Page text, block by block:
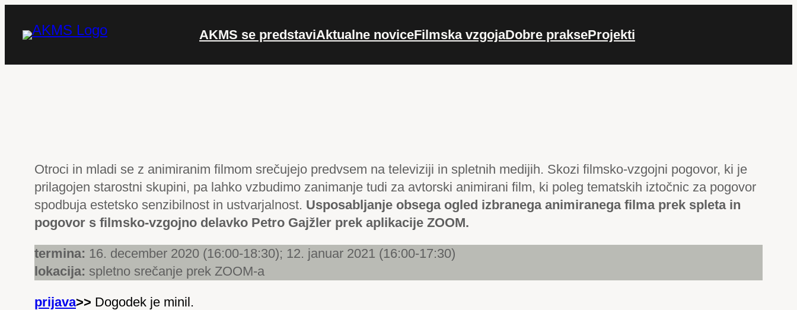
AKMS se predstaviAktualne noviceFilmska vzgojaDobre prakseProjekti
Otroci in mladi se z animiranim filmom srečujejo predvsem na televiziji in spletnih medijih. Skozi filmsko-vzgojni pogovor, ki je
prilagojen starostni skupini, pa lahko vzbudimo zanimanje tudi za avtorski animirani film, ki poleg tematskih iztočnic za pogovor
spodbuja estetsko senzibilnost in ustvarjalnost. Usposabljanje obsega ogled izbranega animiranega filma prek spleta in
pogovor s filmsko-vzgojno delavko Petro Gajžler prek aplikacije ZOOM.
termina: 16. december 2020 (16:00-18:30); 12. januar 2021 (16:00-17:30)
lokacija: spletno srečanje prek ZOOM-a
prijava>> Dogodek je minil.